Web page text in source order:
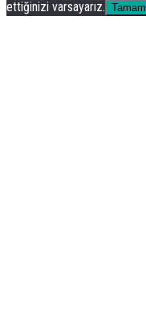
ettiğinizi varsayarız. Tamam